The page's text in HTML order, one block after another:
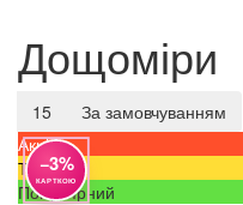
Дощоміри
15
За замовчуванням
Акція
Топ
Популярний
−3%
КАРТКОЮ